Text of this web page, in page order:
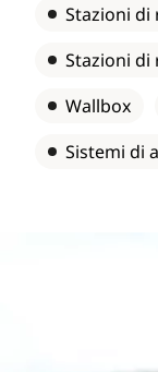
Stazioni di
Stazioni di
Wallbox
Sistemi di